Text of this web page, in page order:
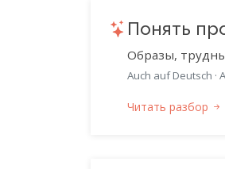
Понять
Образы,
Auch auf Deutsch ·
Читать разбор